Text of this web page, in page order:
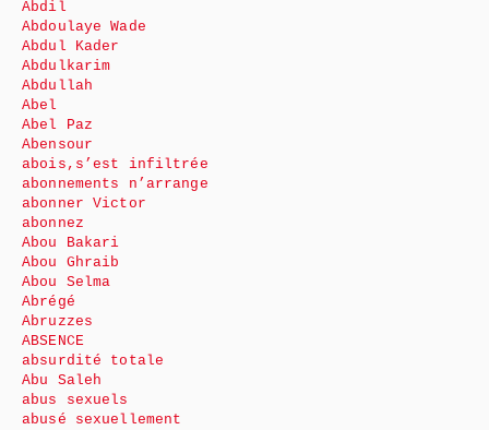
Abdil
Abdoulaye Wade
Abdul Kader
Abdulkarim
Abdullah
Abel
Abel Paz
Abensour
abois,s’est infiltrée
abonnements n’arrange
abonner Victor
abonnez
Abou Bakari
Abou Ghraib
Abou Selma
Abrégé
Abruzzes
ABSENCE
absurdité totale
Abu Saleh
abus sexuels
abusé sexuellement